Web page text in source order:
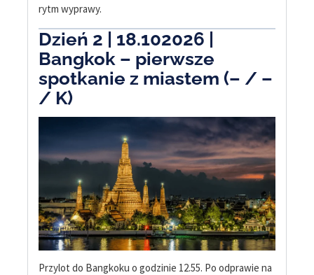
rytm wyprawy.
Dzień 2 | 18.102026 |
Bangkok – pierwsze
spotkanie z miastem (– / –
/ K)
Przylot do Bangkoku o godzinie 12.55. Po odprawie na